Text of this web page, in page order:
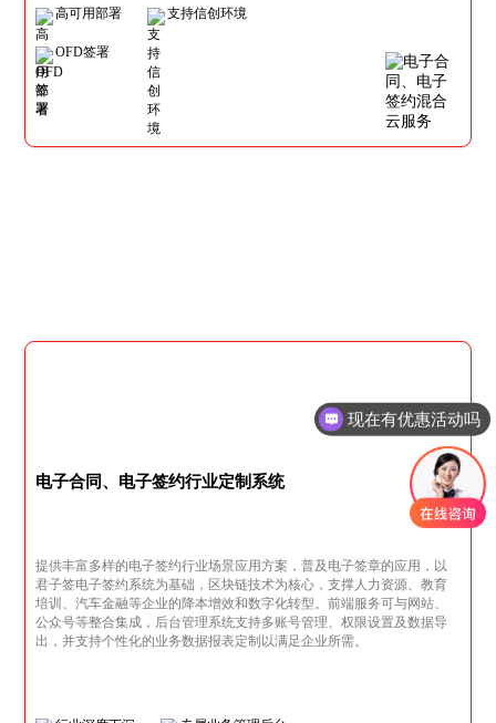
高可用部署 支持信创环境
OFD签署
电子合同、电子签约行业定制系统
提供丰富多样的电子签约行业场景应用方案，普及电子签章的应用，以
君子签电子签约系统为基础，区块链技术为核心，支撑人力资源、教育
培训、汽车金融等企业的降本增效和数字化转型。前端服务可与网站、
公众号等整合集成，后台管理系统支持多账号管理、权限设置及数据导
出，并支持个性化的业务数据报表定制以满足企业所需。
现在有优惠活动吗